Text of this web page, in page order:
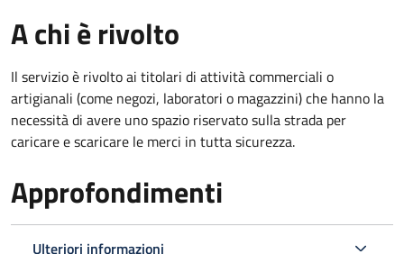
A chi è rivolto
Il servizio è rivolto ai titolari di attività commerciali o
artigianali (come negozi, laboratori o magazzini) che hanno la
necessità di avere uno spazio riservato sulla strada per
caricare e scaricare le merci in tutta sicurezza.
Approfondimenti
Ulteriori informazioni